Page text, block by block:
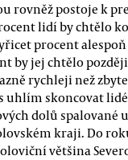
rovněž postoje k
lidí by chtělo
procent
by jej chtělo
rychleji než
uhlím skoncovat
dolů spalované
kraji. Do
většina